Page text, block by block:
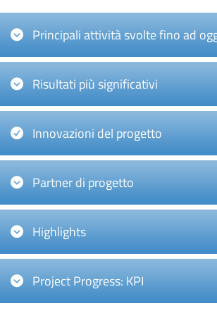
Principali attività svolte fino ad
Risultati più significativi
Innovazioni del progetto
Partner di progetto
Highlights
Project Progress: KPI